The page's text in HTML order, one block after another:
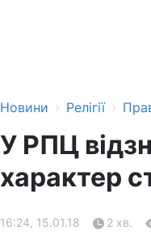
Новини › Релігії ›
У РПЦ
характер
16:24, 15.01.18 2 хв.